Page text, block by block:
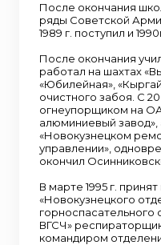
После окончания
ряды Советской
1989 г. поступил и
После окончания
работал на шахтах
«Юбилейная»,
очистного забоя. С
огнеупорщиком на
алюминиевый
«Новокузнецком
управлении»,
окончил
В марте 1995 г.
«Новокузнецкого
ВГСЧ»
командиром